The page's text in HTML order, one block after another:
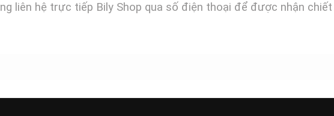
liên hệ trực tiếp Bily Shop qua số điện thoại để được nhận